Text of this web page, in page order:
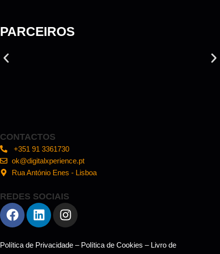
PARCEIROS
CONTACTOS
+351 91 3361730
ok@digitalxperience.pt
Rua António Enes - Lisboa
REDES SOCIAIS
Política de Privacidade – Política de Cookies – Livro de